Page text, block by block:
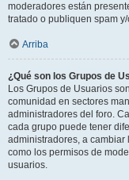
moderadores están
tratado o publiquen spam
Arriba
¿Qué son los Grupos de
Los Grupos de Usuarios
comunidad en sectores
administradores del foro.
cada grupo puede tener
administradores, a cambiar
como los permisos de
usuarios.